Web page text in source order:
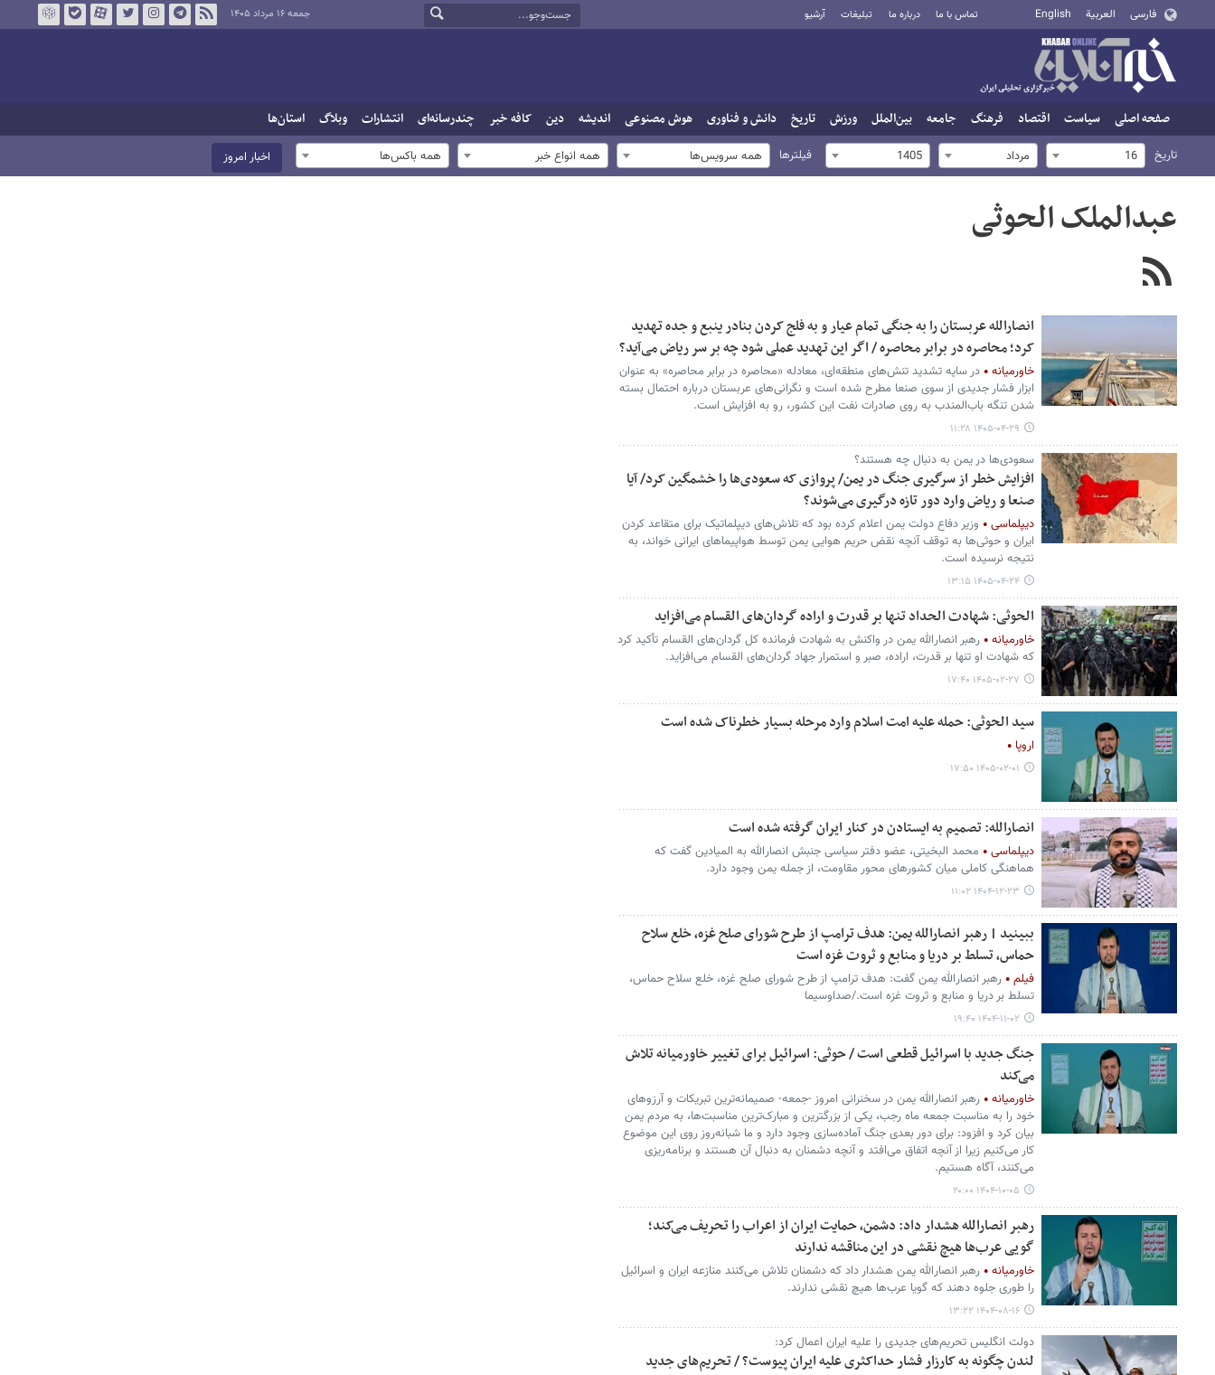
فارسی العربية English تماس با ما درباره ما تبلیغات آرشیو جمعه ۱۶ مرداد ۱۴۰۵
صفحه اصلی سیاست اقتصاد فرهنگ جامعه بین‌الملل ورزش تاریخ دانش و فناوری هوش مصنوعی اندیشه دین کافه خبر چندرسانه‌ای انتشارات وبلاگ استان‌ها
تاریخ 16 مرداد 1405 فیلترها همه سرویس‌ها همه انواع خبر همه باکس‌ها اخبار امروز
عبدالملک الحوثی
انصارالله عربستان را به جنگی تمام عیار و به فلج کردن بنادر ینبع و جده تهدید
کرد؛ محاصره در برابر محاصره / اگر این تهدید عملی شود چه بر سر ریاض می‌آید؟
خاورمیانه
در سایه تشدید تنش‌های منطقه‌ای، معادله «محاصره در برابر محاصره» به عنوان
ابزار فشار جدیدی از سوی صنعا مطرح شده است و نگرانی‌های عربستان درباره احتمال بسته
شدن تنگه باب‌المندب به روی صادرات نفت این کشور، رو به افزایش است.
۱۴۰۵-۰۴-۲۹ ۱۱:۲۸
سعودی‌ها در یمن به دنبال چه هستند؟
افزایش خطر از سرگیری جنگ در یمن/ پروازی که سعودی‌ها را خشمگین کرد/ آیا
صنعا و ریاض وارد دور تازه درگیری می‌شوند؟
دیپلماسی
وزیر دفاع دولت یمن اعلام کرده بود که تلاش‌های دیپلماتیک برای متقاعد کردن
ایران و حوثی‌ها به توقف آنچه نقض حریم هوایی یمن توسط هواپیماهای ایرانی خواند، به
نتیجه نرسیده است.
۱۴۰۵-۰۴-۲۴ ۱۳:۱۵
الحوثی: شهادت الحداد تنها بر قدرت و اراده گردان‌های القسام می‌افزاید
خاورمیانه
رهبر انصارالله یمن در واکنش به شهادت فرمانده کل گردان‌های القسام تأکید کرد
که شهادت او تنها بر قدرت، اراده، صبر و استمرار جهاد گردان‌های القسام می‌افزاید.
۱۴۰۵-۰۲-۲۷ ۱۷:۴۰
سید الحوثی: حمله علیه امت اسلام وارد مرحله بسیار خطرناک شده است
اروپا
۱۴۰۵-۰۲-۰۱ ۱۷:۵۰
انصارالله: تصمیم به ایستادن در کنار ایران گرفته شده است
دیپلماسی
محمد البخیتی، عضو دفتر سیاسی جنبش انصارالله به المیادین گفت که
هماهنگی کاملی میان کشورهای محور مقاومت، از جمله یمن وجود دارد.
۱۴۰۴-۱۲-۲۳ ۱۱:۰۲
ببینید | رهبر انصارالله یمن: هدف ترامپ از طرح شورای صلح غزه، خلع سلاح
حماس، تسلط بر دریا و منابع و ثروت غزه است
فیلم
رهبر انصارالله یمن گفت: هدف ترامپ از طرح شورای صلح غزه، خلع سلاح حماس،
تسلط بر دریا و منابع و ثروت غزه است./صداوسیما
۱۴۰۴-۱۱-۰۲ ۱۹:۴۰
جنگ جدید با اسرائیل قطعی است / حوثی: اسرائیل برای تغییر خاورمیانه تلاش
می‌کند
خاورمیانه
رهبر انصارالله یمن در سخنرانی امروز -جمعه- صمیمانه‌ترین تبریکات و آرزوهای
خود را به مناسبت جمعه ماه رجب، یکی از بزرگترین و مبارک‌ترین مناسبت‌ها، به مردم یمن
بیان کرد و افزود: برای دور بعدی جنگ آماده‌سازی وجود دارد و ما شبانه‌روز روی این موضوع
کار می‌کنیم زیرا از آنچه اتفاق می‌افتد و آنچه دشمنان به دنبال آن هستند و برنامه‌ریزی
می‌کنند، آگاه هستیم.
۱۴۰۴-۱۰-۰۵ ۲۰:۰۰
رهبر انصارالله هشدار داد: دشمن، حمایت ایران از اعراب را تحریف می‌کند؛
گویی عرب‌ها هیچ نقشی در این مناقشه ندارند
خاورمیانه
رهبر انصارالله یمن هشدار داد که دشمنان تلاش می‌کنند منازعه ایران و اسرائیل
را طوری جلوه دهند که گویا عرب‌ها هیچ نقشی ندارند.
۱۴۰۴-۰۸-۱۶ ۱۳:۲۲
دولت انگلیس تحریم‌های جدیدی را علیه ایران اعمال کرد:
لندن چگونه به کارزار فشار حداکثری علیه ایران پیوست؟ / تحریم‌های جدید